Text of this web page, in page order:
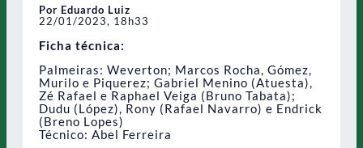
Por Eduardo Luiz
22/01/2023, 18h33
Ficha técnica:
Palmeiras: Weverton; Marcos Rocha, Gómez,
Murilo e Piquerez; Gabriel Menino (Atuesta),
Zé Rafael e Raphael Veiga (Bruno Tabata);
Dudu (López), Rony (Rafael Navarro) e Endrick
(Breno Lopes)
Técnico: Abel Ferreira